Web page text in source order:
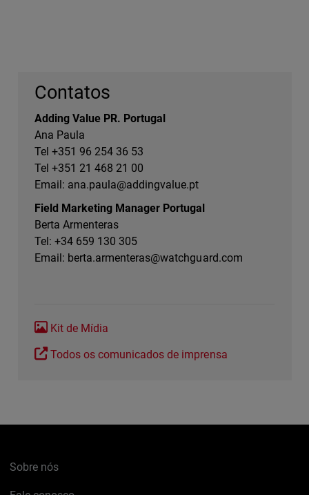
Contatos
Adding Value PR. Portugal
Ana Paula
Tel +351 96 254 36 53
Tel +351 21 468 21 00
Email: ana.paula@addingvalue.pt
Field Marketing Manager Portugal
Berta Armenteras
Tel: +34 659 130 305
Email: berta.armenteras@watchguard.com
Kit de Mídia
Todos os comunicados de imprensa
Sobre nós